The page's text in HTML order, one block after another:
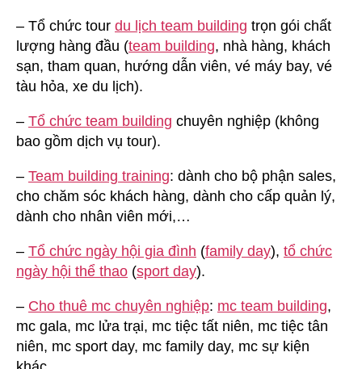
– Tổ chức tour du lịch team building trọn gói chất
lượng hàng đầu (team building, nhà hàng, khách
sạn, tham quan, hướng dẫn viên, vé máy bay, vé
tàu hỏa, xe du lịch).
– Tổ chức team building chuyên nghiệp (không
bao gồm dịch vụ tour).
– Team building training: dành cho bộ phận sales,
cho chăm sóc khách hàng, dành cho cấp quản lý,
dành cho nhân viên mới,…
– Tổ chức ngày hội gia đình (family day), tổ chức
ngày hội thể thao (sport day).
– Cho thuê mc chuyên nghiệp: mc team building,
mc gala, mc lửa trại, mc tiệc tất niên, mc tiệc tân
niên, mc sport day, mc family day, mc sự kiện